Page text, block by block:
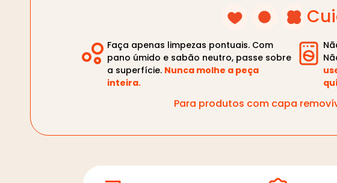
Faça apenas limpezas pontuais. Com
pano úmido e sabão neutro, passe sobre
a superfície. Nunca molhe a peça
inteira.
Para produtos com capa